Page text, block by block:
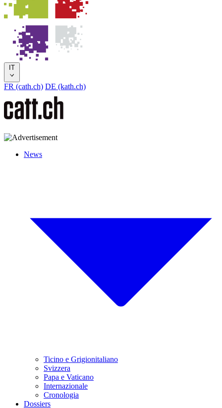
IT
FR (cath.ch) DE (kath.ch)
News
Ticino e Grigionitaliano
Svizzera
Papa e Vaticano
Internazionale
Cronologia
Dossiers